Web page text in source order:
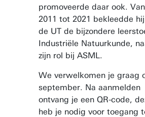
promoveerde daar ook. Van
2011 tot 2021 bekleedde
de UT de bijzondere
Industriële Natuurkunde,
zijn rol bij ASML.
We verwelkomen je graag
september. Na aanmelden
ontvang je een QR-code,
heb je nodig voor toegang